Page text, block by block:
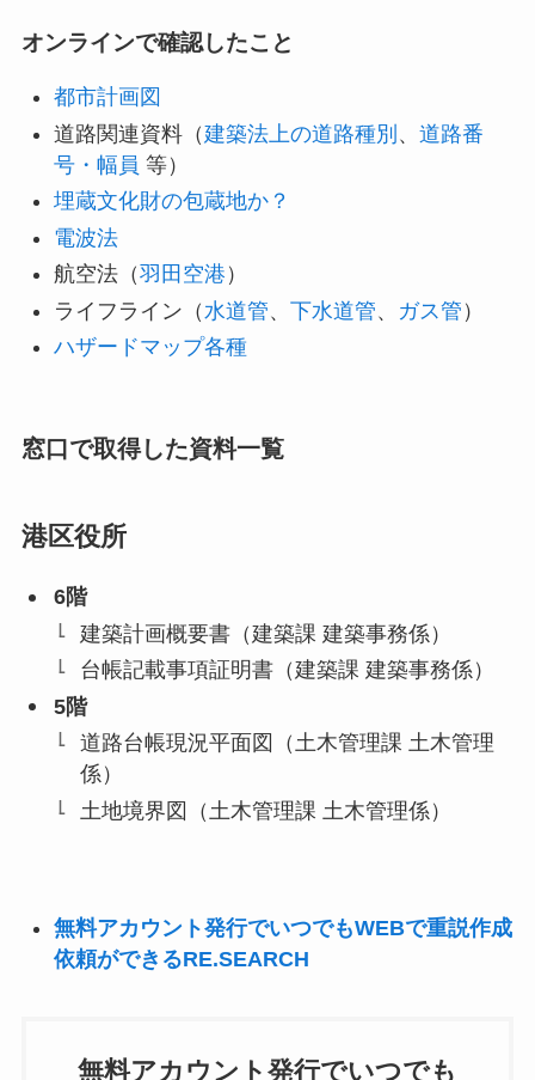
オンラインで確認したこと
都市計画図
道路関連資料（建築法上の道路種別 、 道路番
号・幅員 等）
埋蔵文化財の包蔵地か？
電波法
航空法（羽田空港 ）
ライフライン（ 水道管、 下水道管、 ガス管 ）
ハザードマップ各種
窓口で取得した資料一覧
港区役所
6階
建築計画概要書（建築課 建築事務係）
台帳記載事項証明書（建築課 建築事務係）
5階
道路台帳現況平面図（土木管理課 土木管理
係）
土地境界図（土木管理課 土木管理係）
無料アカウント発行でいつでもWEBで重説作成
依頼ができるRE.SEARCH
無料アカウント発行でいつでも